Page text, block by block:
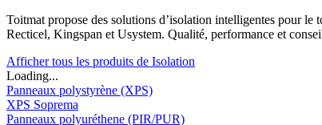
Toitmat propose des solutions d’isolation intelligentes pour
Recticel, Kingspan et Usystem. Qualité, performance et
Afficher tous les produits de Isolation
Loading...
Panneaux polystyrène (XPS)
XPS Soprema
Panneaux polyuréthene (PIR/PUR)